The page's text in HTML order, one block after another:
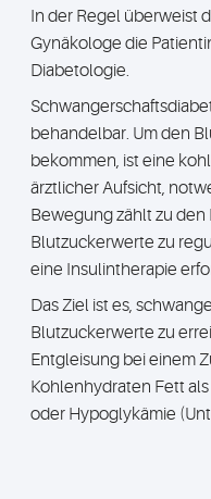
In der Regel überweist
Gynäkologe die
Diabetologie.
behandelbar. Um den
bekommen, ist eine
ärztlicher Aufsicht,
Bewegung zählt zu den
Blutzuckerwerte zu
eine Insulintherapie
Das Ziel ist es,
Blutzuckerwerte zu
Entgleisung bei einem
Kohlenhydraten Fett
oder Hypoglykämie